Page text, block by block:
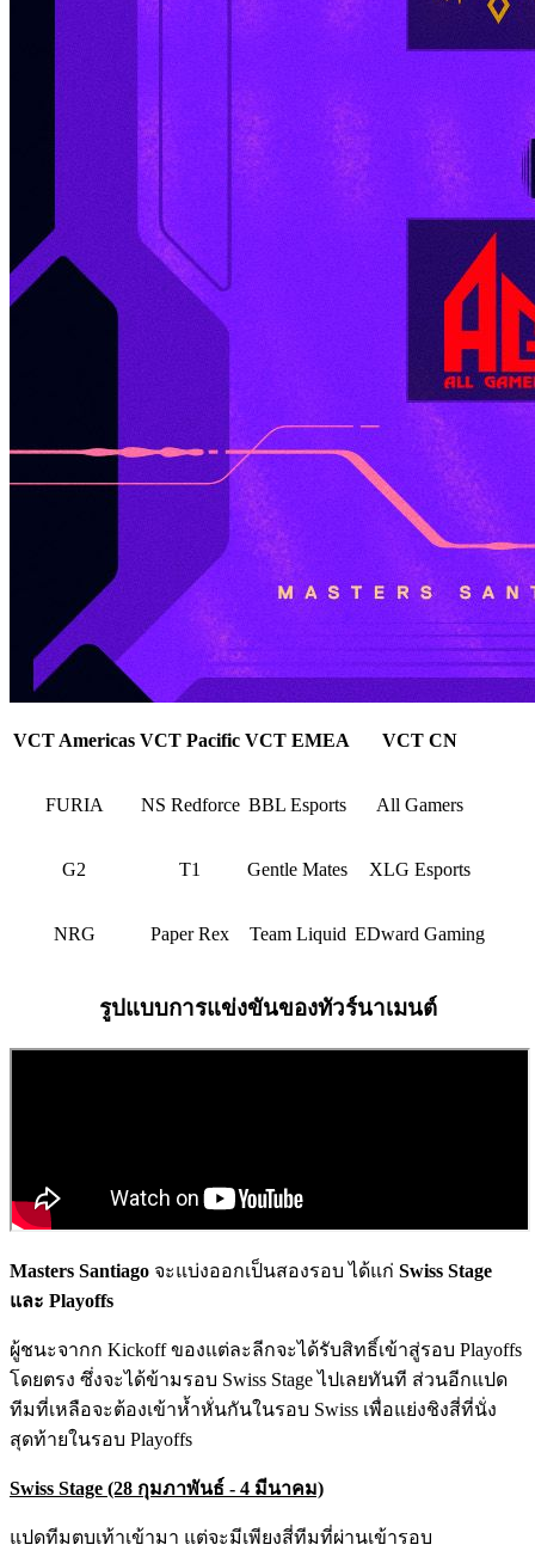
VCT Americas VCT Pacific VCT EMEA VCT CN
FURIA NS Redforce BBL Esports All Gamers
G2 T1 Gentle Mates XLG Esports
NRG Paper Rex Team Liquid EDward Gaming
รูปแบบการแข่งขันของทัวร์นาเมนต์
Masters Santiago จะแบ่งออกเป็นสองรอบ ได้แก่ Swiss Stage
และ Playoffs
ผู้ชนะจากก Kickoff ของแต่ละลีกจะได้รับสิทธิ์เข้าสู่รอบ Playoffs
โดยตรง ซึ่งจะได้ข้ามรอบ Swiss Stage ไปเลยทันที ส่วนอีกแปด
ทีมที่เหลือจะต้องเข้าห้ำหั่นกันในรอบ Swiss เพื่อแย่งชิงสี่ที่นั่ง
สุดท้ายในรอบ Playoffs
Swiss Stage (28 กุมภาพันธ์ - 4 มีนาคม)
แปดทีมตบเท้าเข้ามา แต่จะมีเพียงสี่ทีมที่ผ่านเข้ารอบ